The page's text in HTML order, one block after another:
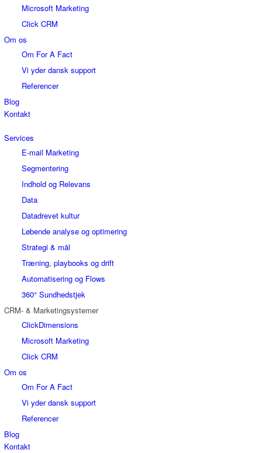
Microsoft Marketing
Click CRM
Om os
Om For A Fact
Vi yder dansk support
Referencer
Blog
Kontakt
Services
E-mail Marketing
Segmentering
Indhold og Relevans
Data
Datadrevet kultur
Løbende analyse og optimering
Strategi & mål
Træning, playbooks og drift
Automatisering og Flows
360° Sundhedstjek
CRM- & Marketingsystemer
ClickDimensions
Microsoft Marketing
Click CRM
Om os
Om For A Fact
Vi yder dansk support
Referencer
Blog
Kontakt